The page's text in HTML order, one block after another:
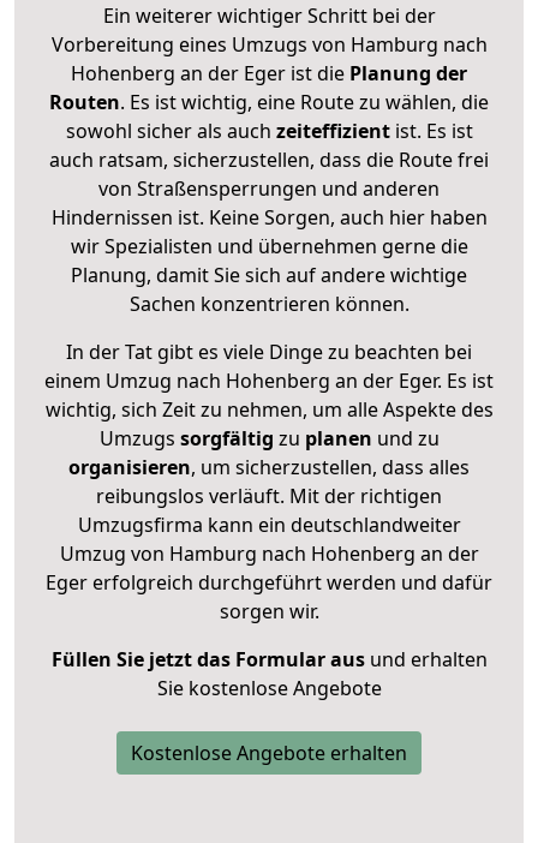
Ein weiterer wichtiger Schritt bei der
Vorbereitung eines Umzugs von Hamburg nach
Hohenberg an der Eger ist die Planung der
Routen. Es ist wichtig, eine Route zu wählen, die
sowohl sicher als auch zeiteffizientist. Es ist
auch ratsam, sicherzustellen, dass die Route frei
von Straßensperrungen und anderen
Hindernissen ist. Keine Sorgen, auch hier haben
wir Spezialisten und übernehmen gerne die
Planung, damit Sie sich auf andere wichtige
Sachen konzentrieren können.
In der Tat gibt es viele Dinge zu beachten bei
einem Umzug nach Hohenberg an der Eger. Es ist
wichtig, sich Zeit zu nehmen, um alle Aspekte des
Umzugs sorgfältig zu planen und zu
organisieren, um sicherzustellen, dass alles
reibungslos verläuft. Mit der richtigen
Umzugsfirma kann ein deutschlandweiter
Umzug von Hamburg nach Hohenberg an der
Eger erfolgreich durchgeführt werden und dafür
sorgen wir.
Füllen Sie jetzt das Formular ausund erhalten
Sie kostenlose Angebote
Kostenlose Angebote erhalten